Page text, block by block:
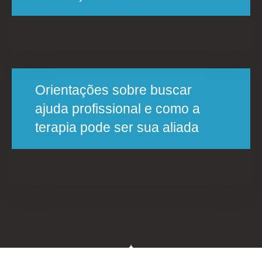
Orientações sobre buscar
ajuda profissional e como a
terapia pode ser sua aliada